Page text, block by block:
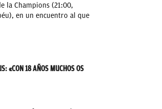
la Champions (21:00,
en un encuentro al que
«CON 18 AÑOS MUCHOS OS